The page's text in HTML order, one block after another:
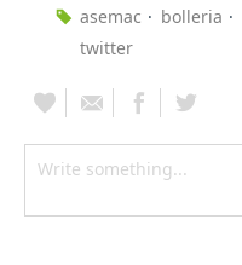
asemac
bolleria
twitter